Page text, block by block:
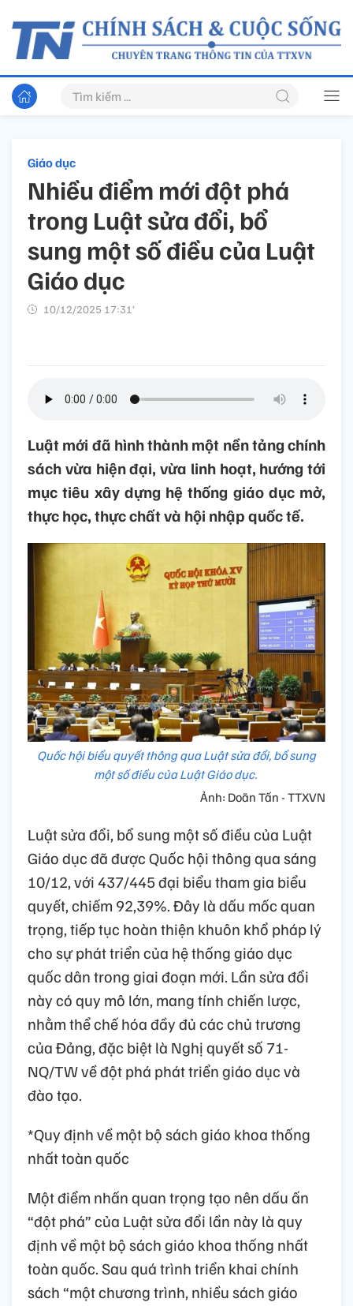
Giáo dục
Nhiều điểm mới đột phá
trong Luật sửa đổi, bổ
sung một số điều của Luật
Giáo dục
10/12/2025 17:31’
Luật mới đã hình thành một nền tảng chính
sách vừa hiện đại, vừa linh hoạt, hướng tới
mục tiêu xây dựng hệ thống giáo dục mở,
thực học, thực chất và hội nhập quốc tế.
Quốc hội biểu quyết thông qua Luật sửa đổi, bổ sung
một số điều của Luật Giáo dục.
Ảnh: Doãn Tấn - TTXVN
Luật sửa đổi, bổ sung một số điều của Luật
Giáo dục đã được Quốc hội thông qua sáng
10/12, với 437/445 đại biểu tham gia biểu
quyết, chiếm 92,39%. Đây là dấu mốc quan
trọng, tiếp tục hoàn thiện khuôn khổ pháp lý
cho sự phát triển của hệ thống giáo dục
quốc dân trong giai đoạn mới. Lần sửa đổi
này có quy mô lớn, mang tính chiến lược,
nhằm thể chế hóa đầy đủ các chủ trương
của Đảng, đặc biệt là Nghị quyết số 71-
NQ/TW về đột phá phát triển giáo dục và
đào tạo.
*Quy định về một bộ sách giáo khoa thống
nhất toàn quốc
Một điểm nhấn quan trọng tạo nên dấu ấn
“đột phá” của Luật sửa đổi lần này là quy
định về một bộ sách giáo khoa thống nhất
toàn quốc. Sau quá trình triển khai chính
sách “một chương trình, nhiều sách giáo